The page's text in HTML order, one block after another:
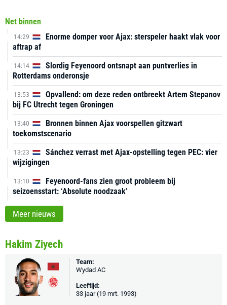
Net binnen
14:29
Enorme domper voor Ajax: sterspeler haakt vlak voor
aftrap af
14:14
Slordig Feyenoord ontsnapt aan puntverlies in
Rotterdams onderonsje
13:53
Opvallend: om deze reden ontbreekt Artem Stepanov
bij FC Utrecht tegen Groningen
13:40
Bronnen binnen Ajax voorspellen gitzwart
toekomstscenario
13:23
Sánchez verrast met Ajax-opstelling tegen PEC: vier
wijzigingen
13:10
Feyenoord-fans zien groot probleem bij
seizoensstart: ‘Absolute noodzaak’
Meer nieuws
Hakim Ziyech
Team:
Wydad AC
Leeftijd:
33 jaar (19 mrt. 1993)